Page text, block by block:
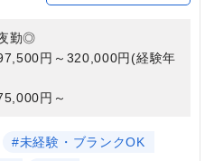
勤◎
円～320,000円(経験年
円～
#未経験・ブランクOK